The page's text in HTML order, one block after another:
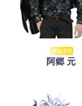
ギルドC
阿郷 元